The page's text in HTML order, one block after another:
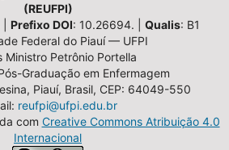
(REUFPI)
Prefixo DOI: 10.26694. | Qualis: B1
Federal do Piauí — UFPI
Ministro Petrônio Portella
Graduação em Enfermagem
Piauí, Brasil, CEP: 64049-550
reufpi@ufpi.edu.br
com Creative Commons Atribuição 4.0
Internacional